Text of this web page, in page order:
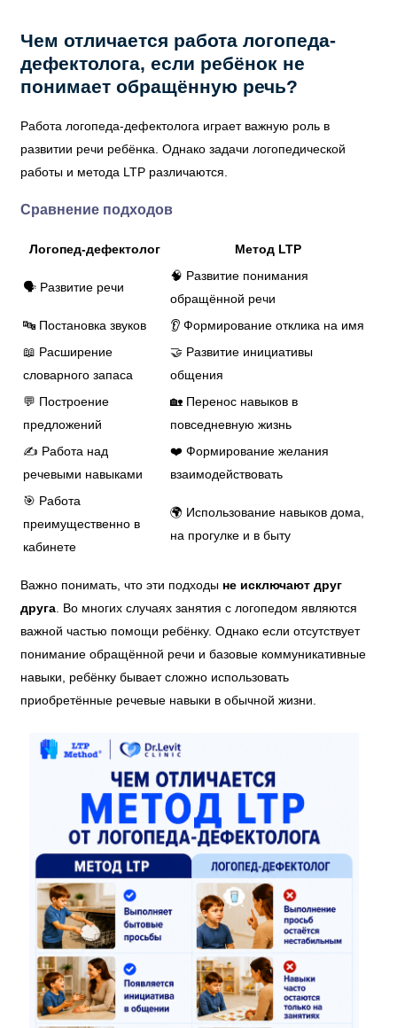
Чем отличается работа логопеда-
дефектолога, если ребёнок не
понимает обращённую речь?
Работа логопеда-дефектолога играет важную роль в
развитии речи ребёнка. Однако задачи логопедической
работы и метода LTP различаются.
Сравнение подходов
Логопед-дефектолог Метод LTP
🗣️ Развитие речи
🧠 Развитие понимания
обращённой речи
🔤 Постановка звуков
👂 Формирование отклика на имя
📖 Расширение
словарного запаса
🤝 Развитие инициативы
общения
💬 Построение
предложений
🏡 Перенос навыков в
повседневную жизнь
✍️ Работа над
речевыми навыками
❤️ Формирование желания
взаимодействовать
🎯 Работа
преимущественно в
кабинете
🌍 Использование навыков дома,
на прогулке и в быту
Важно понимать, что эти подходы не исключают друг
друга. Во многих случаях занятия с логопедом являются
важной частью помощи ребёнку. Однако если отсутствует
понимание обращённой речи и базовые коммуникативные
навыки, ребёнку бывает сложно использовать
приобретённые речевые навыки в обычной жизни.